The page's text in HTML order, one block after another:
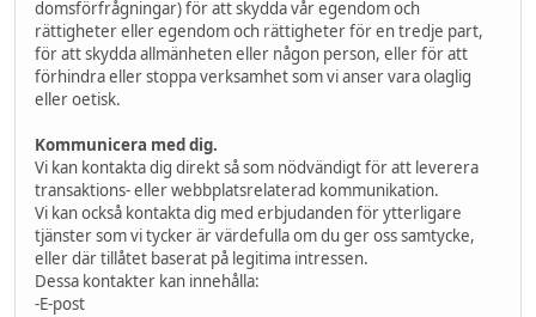
domsförfrågningar) för att skydda vår egendom och
rättigheter eller egendom och rättigheter för en tredje part,
för att skydda allmänheten eller någon person, eller för att
förhindra eller stoppa verksamhet som vi anser vara olaglig
eller oetisk.
Kommunicera med dig.
Vi kan kontakta dig direkt så som nödvändigt för att leverera
transaktions- eller webbplatsrelaterad kommunikation.
Vi kan också kontakta dig med erbjudanden för ytterligare
tjänster som vi tycker är värdefulla om du ger oss samtycke,
eller där tillåtet baserat på legitima intressen.
Dessa kontakter kan innehålla:
-E-post